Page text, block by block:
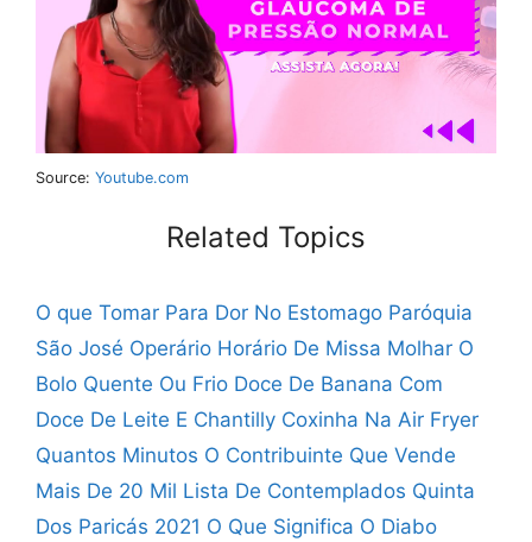
Source: Youtube.com
Related Topics
O que Tomar Para Dor No Estomago Paróquia
São José Operário Horário De Missa Molhar O
Bolo Quente Ou Frio Doce De Banana Com
Doce De Leite E Chantilly Coxinha Na Air Fryer
Quantos Minutos O Contribuinte Que Vende
Mais De 20 Mil Lista De Contemplados Quinta
Dos Paricás 2021 O Que Significa O Diabo